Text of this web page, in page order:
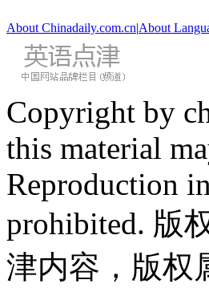
About Chinadaily.com.cn|About
Copyright by
this material
Reproduction
prohibited. 版
津内容，版权